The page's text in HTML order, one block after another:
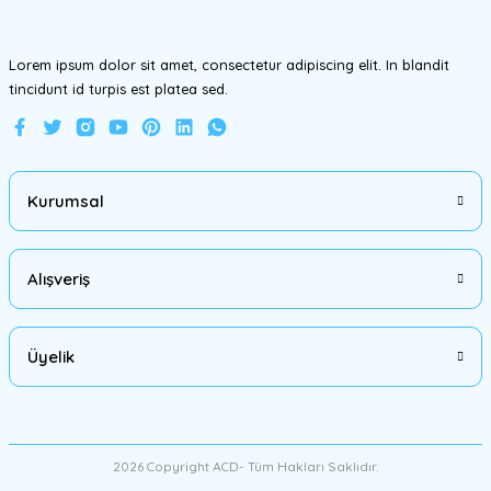
Lorem ipsum dolor sit amet, consectetur adipiscing elit. In blandit
tincidunt id turpis est platea sed.
Kurumsal
Alışveriş
Üyelik
2026 Copyright ACD- Tüm Hakları Saklıdır.